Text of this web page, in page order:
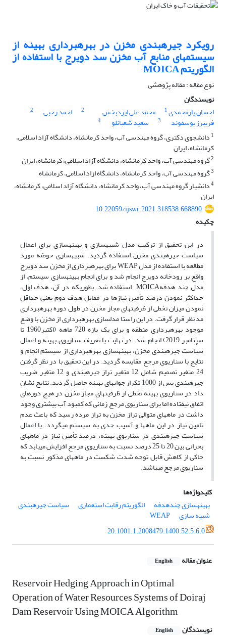
رویکرد جیره؜بندی مخزن در بهره؜برداری بهینه از
سیستم؜های منابع آب مخزن سد دویرج با استفاده از
الگوریتم MOICA
نوع مقاله : مقاله پژوهشی
نویسندگان
احسان یارمحمدی1 محمد علی ایزدبخش 2 احمد رجبی 2
فریبرز یوسفوند 3 سعید شعبانلو
4
1 دانشجوی دکتری، گروه مهندسی آب، واحد کرمانشاه، دانشگاه آزاد اسلامی،
کرمانشاه، ایران
2گروه مهندسی آب، واحد کرمانشاه، دانشگاه آزاد اسلامی، کرمانشاه، ایران
3گروه مهندسی آب، واحد کرمانشاه، دانشگاه ازاد اسلامی، کرمانشاه
4دانشیار گروه مهندسی آب، واحد کرمانشاه، دانشگاه آزاد اسلامی، کرمانشاه،
ایران
10.22059/ijswr.2021.318538.668890
چکیده
در این تحقیق از ترکیب مدل شبیه؜سازی و بهینه؜سازی برای اعمال
سیاست جیره؜بندی مخزن استفاده گردید. شبیه؜سازی حوضه مورد
مطالعه با استفاده از مدل WEAP برای بهره؜برداری از مخزن سد دویرج
واقع بر رودخانه دویرج انجام شد و برای انجام بهینه؜سازی سیستم، از
مدل چند هدفهMOICA استفاده شد. بطوریکه در آن، هدف اول،
حداکثر نمودن درصد تأمین نیازها در مقابل هدف دوم یعنی حداقل
نمودن میزان تخطی از ظرفیت؜های مجاز مخزن در طول دوره بهره؜برداری
مد نظر قرار گرفت. در این راستا مدل؜سازی بهره؜برداری از مخزن با وضع
موجود بهره؜برداری منطقه و برای یک بازه 720 ماهه (اکتبر1960 تا
سپتامبر 2019) انجام شد. در نهایت با تعریف سناریوی بهینه و اعمال
سیاست جیره؜بندی مخزن، بهینه؜سازی بهره؜برداری از سیستم انجام و
نتایج با سناریوی مرجع مقایسه گردید. در این تحقیق با در نظر گرفتن
24 متغیر تصمیم شامل 12 متغیر تراز جیره؜بندی و 12 متغیر ضریب
جیره؜بندی پس از 1000 تکرار جواب؜های بهینه حاصل گردید. نتایج نشان
داد در سناریوی بهینه تخطی از ظرفیت؜های مجاز مخزن در هیچ دوره؜ای
اتفاق نیفتاده اما برای سناریوی مرجع زمانی که کمبود آب بیشتری وجود
داشت در ماه؜های متوالی تراز مخزن به تراز مرده رسید که باعث عدم
تامین نیاز در این ماه؜ها و آسیب جدی به سیستم می؜گردد. با اعمال
سیاست جیره؜بندی در سناریوی بهینه، درصد تأمین نیاز در ماه؜های
بحرانی بین 20 تا 25 درصد نسبت به سناریوی مرجع افزایش می؜یابد که
حاکی از کاهش قابل توجه شدت شکست در ماه؜های مذکور نسبت به
سناریوی مرجع می؜باشد.
کلیدواژه‌ها
بهینه؜سازی چندهدفه
الگوریتم رقابت استعماری سیاست جیره؜بندی
شبیه؜ سازی
WEAP
20.1001.1.2008479.1400.52.5.6.0
عنوان مقاله English
Reservoir Hedging Approach in Optimal
Operation of Water Resources Systems of Doiraj
Dam Reservoir Using MOICA Algorithm
نویسندگان English